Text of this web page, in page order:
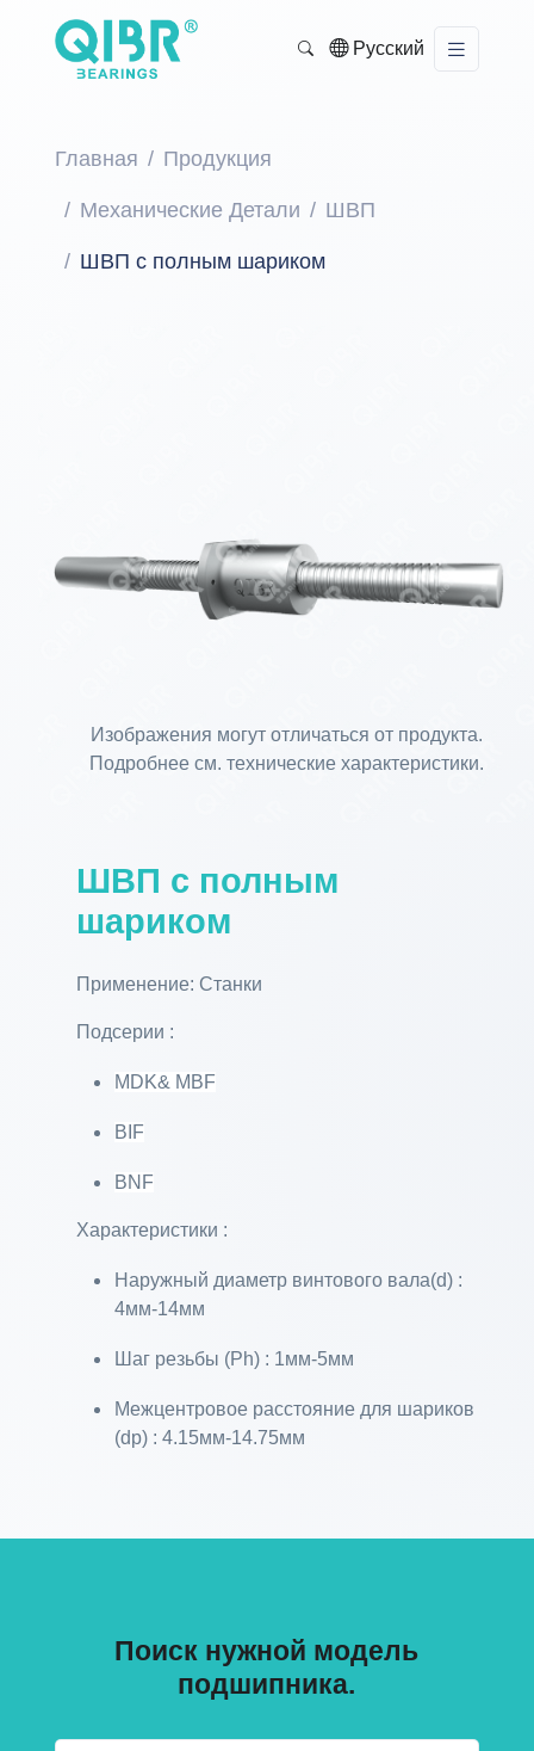
Русский
Главная Продукция
Механические Детали ШВП
ШВП с полным шариком
Изображения могут отличаться от продукта.
Подробнее см. технические характеристики.
ШВП с полным
шариком
Применение: Станки
Подсерии :
MDK& MBF
BIF
BNF
Характеристики :
Наружный диаметр винтового вала(d) :
4мм-14мм
Шаг резьбы (Ph) : 1мм-5мм
Межцентровое расстояние для шариков
(dp) : 4.15мм-14.75мм
Поиск нужной модель
подшипника.